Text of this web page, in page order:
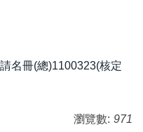
名冊(總)1100323(核定
瀏覽數: 971